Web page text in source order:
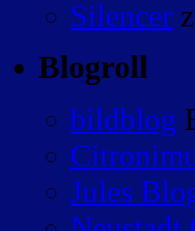
Silencer
Blogroll
bildblog
Jules